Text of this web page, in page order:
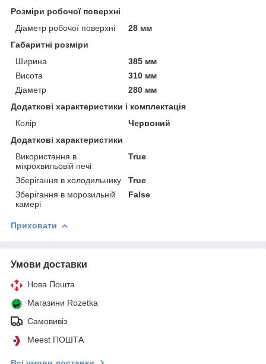
Розміри робочої поверхні
Діаметр робочої поверхні
28 мм
Габаритні розміри
Ширина
385 мм
Висота
310 мм
Діаметр
280 мм
Додаткові характеристики і комплектація
Колір
Червоний
Додаткові характеристики
Використання в
мікрохвильовій печі
True
Зберігання в холодильнику
True
Зберігання в морозильній
камері
False
Приховати
Умови доставки
Нова Пошта
Магазини Rozetka
Самовивіз
Meest ПОШТА